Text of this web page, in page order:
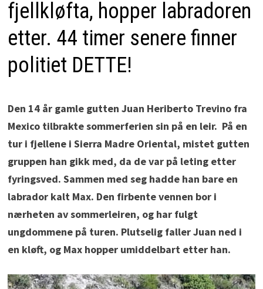
fjellkløfta, hopper labradoren
etter. 44 timer senere finner
politiet DETTE!
Den 14 år gamle gutten Juan Heriberto Trevino fra
Mexico tilbrakte sommerferien sin på en leir. På en
tur i fjellene i Sierra Madre Oriental, mistet gutten
gruppen han gikk med, da de var på leting etter
fyringsved. Sammen med seg hadde han bare en
labrador kalt Max. Den firbente vennen bor i
nærheten av sommerleiren, og har fulgt
ungdommene på turen. Plutselig faller Juan ned i
en kløft, og Max hopper umiddelbart etter han.